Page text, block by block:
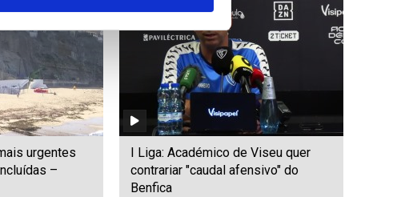
urgentes
–
I Liga: Académico de Viseu quer
contrariar "caudal afensivo" do
Benfica